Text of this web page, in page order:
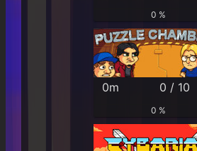
0 %
0m 0 / 10
0 %